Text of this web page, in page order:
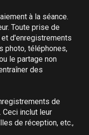
à la séance.
Toute prise de
d'enregistrements
photo, téléphones,
le partage non
des
de
inclut leur
de réception, etc.,